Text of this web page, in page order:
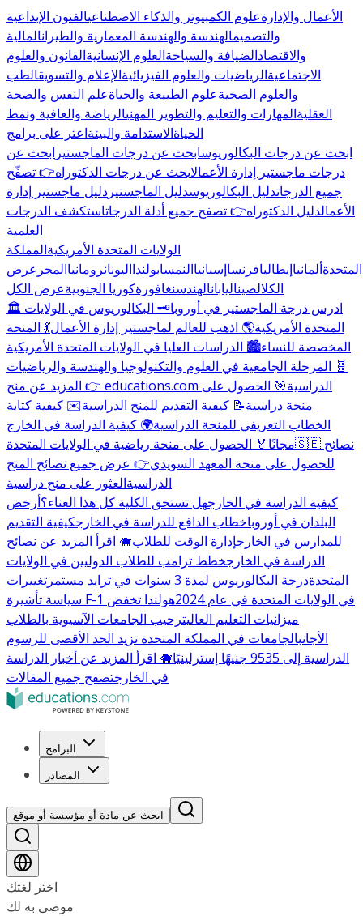
الأعمال والإدارةعلوم الكمبيوتر والذكاء الاصطناعيالفنون الإبداعية
والتصميمالهندسة والهندسة المعمارية والطيرانالمالية
والاقتصادالضيافة والسياحةالعلوم الإنسانيةالقانون والعلوم
الاجتماعيةالرياضيات والعلوم الفيزيائيةالإعلام والتسويقالطب
والعلوم الصحيةعلوم الطبيعة والحياةعلم النفس والصحة
العقليةالمهارات والتعليم والتطوير المهنيالرياضة والعافية ونمط
الحياةالاستدامة والبيئةاعثر على برامج
ابحث عن درجات البكالوريوسابحث عن درجات الماجستير ابحث عن
درجات ماجستير إدارة الأعمالابحث عن درجات الدكتوراه👉 تصفّح
جميع الدرجاتدليل البكالوريوسدليل الماجستير دليل ماجستير إدارة
الأعمالدليل الدكتوراه👉 تصفح جميع أدلة الدرجاتاستكشف الدرجات
العلمية
الولايات المتحدة الأمريكيةالمملكة
المتحدةألمانياإيطاليافرنساإسبانياالنمسابولندااليونانرومانياالمجر عرض
الكلالصيناليابانالهندسنغافورةكوريا الجنوبيةعرض الكل
🏛️ ادرس درجة الماجستير في أوروبا🗝️ البكالوريوس في الولايات
المتحدة الأمريكية🌎 اذهب للعالم لماجستير إدارة الأعمال💃 المنحة
المخصصة للنساء🏙️ الدراسات العليا في الولايات المتحدة الأمريكية
🧬 المرحلة الجامعية في العلوم والتكنولوجيا والهندسة والرياضيات
👉 المزيد عن منح educations.com الدراسية🎯 الحصول على
منحة دراسية📝 كيفية التقديم للمنح الدراسية✉️ كيفية كتابة
الخطاب التعريفي للمنحة الدراسية🌍 كيفية الدراسة في الخارج
مجانًا 🏅 الحصول على منحة رياضية في الولايات المتحدة
🇸🇪 نصائح
للحصول على منحة المعهد السويدي👉 عرض جميع نصائح المنح
الدراسيةالعثور على منح دراسية
كيفية الدراسة في الخارجهل تستحق الكلية كل هذا العناء؟أرخص
البلدان في أوروباخطاب الدافع للدراسة في الخارجكيفية التقديم
للمدارس في الخارجإدارة الوقت للطلاب🐗 اقرأ المزيد عن نصائح
الدراسة في الخارجخطط ترامب للطلاب الدوليين في الولايات
المتحدةدرجة البكالوريوس لمدة 3 سنوات في تزايد مستمر
تغييرات
سياسة تأشيرة F-1 في الولايات المتحدة في عام 2024
هولندا تخفض
ميزانيات التعليم العاليترحيب الجامعات الآسيوية بالطلاب
الأجانبالجامعات في المملكة المتحدة تزيد الحد الأقصى للرسوم
الدراسية إلى 9535 جنيهًا إسترلينيًا
🐗 اقرأ المزيد عن أخبار الدراسة
في الخارجتصفح جميع المقالات
البرامج
المصادر
ابحث عن مادة أو مؤسسة أو موقع
اختر لغتك
موصى به لك